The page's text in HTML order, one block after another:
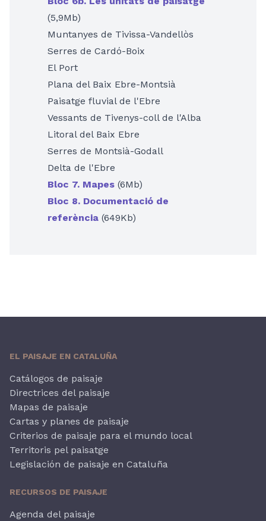
(5,9Mb)
Muntanyes de Tivissa-Vandellòs
Serres de Cardó-Boix
El Port
Plana del Baix Ebre-Montsià
Paisatge fluvial de l'Ebre
Vessants de Tivenys-coll de l'Alba
Litoral del Baix Ebre
Serres de Montsià-Godall
Delta de l'Ebre
Bloc 7. Mapes (6Mb)
Bloc 8. Documentació de
referència (649Kb)
EL PAISAJE EN CATALUÑA
Catálogos de paisaje
Directrices del paisaje
Mapas de paisaje
Cartas y planes de paisaje
Criterios de paisaje para el mundo local
Territoris pel paisatge
Legislación de paisaje en Cataluña
RECURSOS DE PAISAJE
Agenda del paisaje